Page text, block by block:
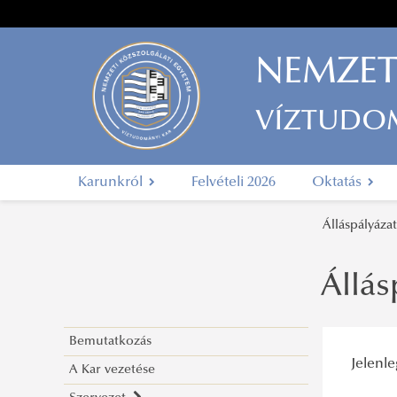
Karunkról Felvételi 2026 Oktatás
Álláspályázat
Bemutatkozás
A Kar vezetése